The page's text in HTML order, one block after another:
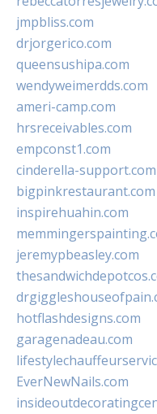
jmpbliss.com
drjorgerico.com
queensushipa.com
wendyweimerdds.com
ameri-camp.com
hrsreceivables.com
empconst1.com
cinderella-support.com
bigpinkrestaurant.com
inspirehuahin.com
jeremypbeasley.com
hotflashdesigns.com
garagenadeau.com
EverNewNails.com